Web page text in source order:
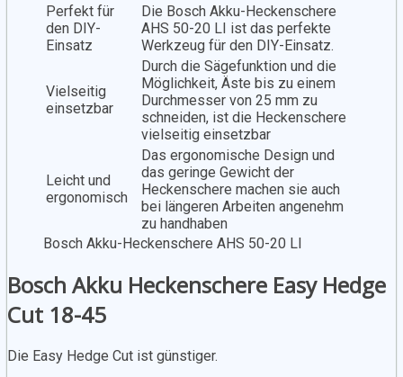
Perfekt für
den DIY-
Einsatz
Die Bosch Akku-Heckenschere
AHS 50-20 LI ist das perfekte
Werkzeug für den DIY-Einsatz.
Vielseitig
einsetzbar
Durch die Sägefunktion und die
Möglichkeit, Äste bis zu einem
Durchmesser von 25 mm zu
schneiden, ist die Heckenschere
vielseitig einsetzbar
Leicht und
ergonomisch
Das ergonomische Design und
das geringe Gewicht der
Heckenschere machen sie auch
bei längeren Arbeiten angenehm
zu handhaben
Bosch Akku-Heckenschere AHS 50-20 LI
Bosch Akku Heckenschere Easy Hedge
Cut 18-45
Die Easy Hedge Cut ist günstiger.